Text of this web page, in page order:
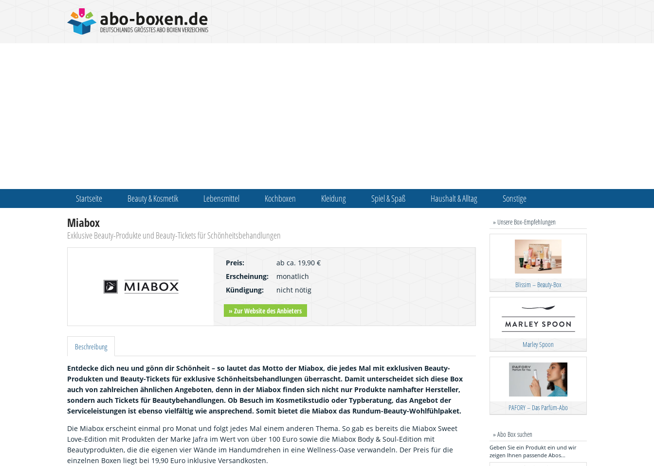
Startseite Beauty & Kosmetik Lebensmittel Kochboxen Kleidung Spiel & Spaß Haushalt & Alltag Sonstige
Miabox
Exklusive Beauty-Produkte und Beauty-Tickets für Schönheitsbehandlungen
Preis:
ab ca. 19,90 €
Erscheinung:
monatlich
Kündigung:
nicht nötig
» Zur Website des Anbieters
Beschreibung
Entdecke dich neu und gönn dir Schönheit – so lautet das Motto der Miabox, die jedes Mal mit exklusiven Beauty-
Produkten und Beauty-Tickets für exklusive Schönheitsbehandlungen überrascht. Damit unterscheidet sich diese Box
auch von zahlreichen ähnlichen Angeboten, denn in der Miabox finden sich nicht nur Produkte namhafter Hersteller,
sondern auch Tickets für Beautybehandlungen. Ob Besuch im Kosmetikstudio oder Typberatung, das Angebot der
Serviceleistungen ist ebenso vielfältig wie ansprechend. Somit bietet die Miabox das Rundum-Beauty-Wohlfühlpaket.
Die Miabox erscheint einmal pro Monat und folgt jedes Mal einem anderen Thema. So gab es bereits die Miabox Sweet
Love-Edition mit Produkten der Marke Jafra im Wert von über 100 Euro sowie die Miabox Body & Soul-Edition mit
Beautyprodukten, die die eigenen vier Wände im Handumdrehen in eine Wellness-Oase verwandeln. Der Preis für die
einzelnen Boxen liegt bei 19,90 Euro inklusive Versandkosten.
» Unsere Box-Empfehlungen
Blissim – Beauty-Box
Marley Spoon
PAFORY – Das Parfüm-Abo
» Abo Box suchen
Geben Sie ein Produkt ein und wir
zeigen Ihnen passende Abos...